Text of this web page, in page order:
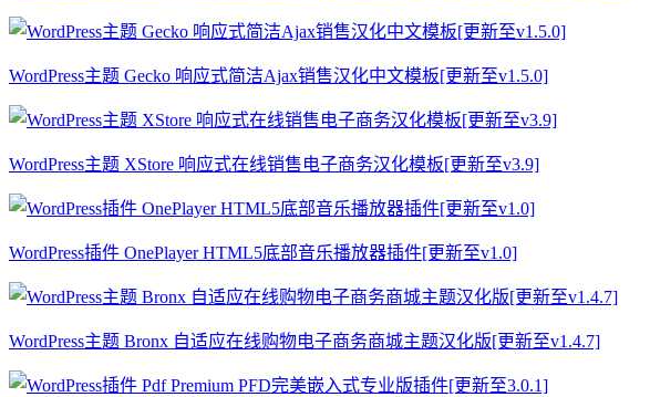
WordPress主题 Gecko 响应式简洁Ajax销售汉化中文模板[更新至v1.5.0]
WordPress主题 XStore 响应式在线销售电子商务汉化模板[更新至v3.9]
WordPress插件 OnePlayer HTML5底部音乐播放器插件[更新至v1.0]
WordPress主题 Bronx 自适应在线购物电子商务商城主题汉化版[更新至v1.4.7]